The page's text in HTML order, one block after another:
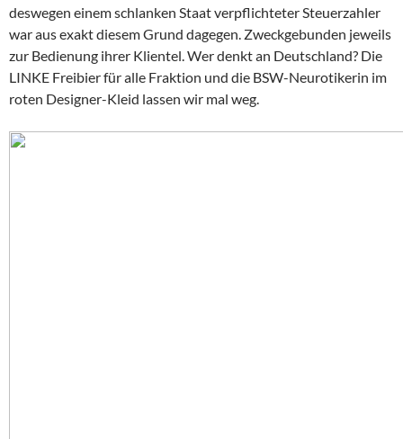
deswegen einem schlanken Staat verpflichteter Steuerzahler
war aus exakt diesem Grund dagegen. Zweckgebunden jeweils
zur Bedienung ihrer Klientel. Wer denkt an Deutschland? Die
LINKE Freibier für alle Fraktion und die BSW-Neurotikerin im
roten Designer-Kleid lassen wir mal weg.